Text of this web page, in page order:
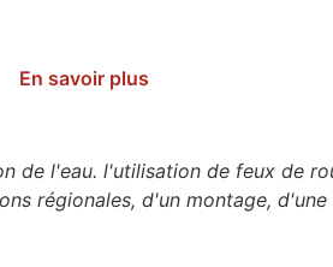
En savoir plus
de l'eau. l'utilisation de feux de
régionales, d'un montage,